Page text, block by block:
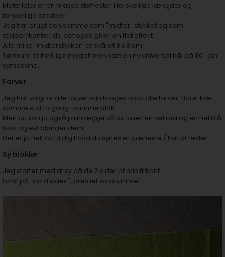
Materialer er en masse stofrester i forskellige længder og
forskellige bredder.
Jeg har brugt den samme som "midter" stykket og som
stolper/kanter, da det også giver en flot effekt.
Alle mine "midterstykker" er skåret 8 x 8 cm.
Sømrum er helt lige meget men sæt en ny universal nål på 80 i din
symaskine.
Farver
Jeg har valgt at alle farver kan bruges mod alle farver. Bare ikke
samme stof to gang i samme blok.
Men du kan jo også planlægge så du laver en hel rød og en hel blå
blok og evt blander dem.
Det er jo helt op til dig hvad du synes er pæneste / har af rester.
Sy blokke
Jeg starter med at sy på de 2 sider af min firkant.
Først på "nord siden", pres let sømrummet.